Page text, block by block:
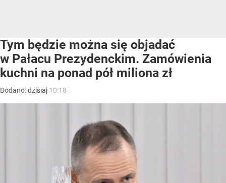
Tym będzie można się objadać
w Pałacu Prezydenckim. Zamówienia
kuchni na ponad pół miliona zł
Dodano:dzisiaj 10:18